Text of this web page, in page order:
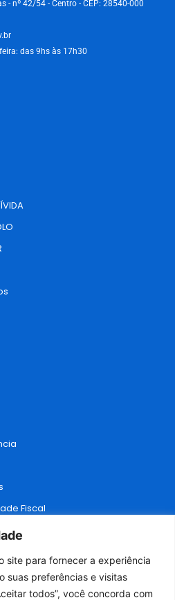
site para fornecer a experiência
suas preferências e visitas
todos”, você concorda com
- nº 42/54 - Centro - CEP: 28540-000
das 9hs às 17h30
Fiscal